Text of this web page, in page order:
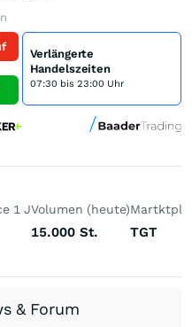
Verlängerte
Handelszeiten
07:30 bis 23:00 Uhr
1 JVolumen (heute)
15.000 St. TGT
& Forum